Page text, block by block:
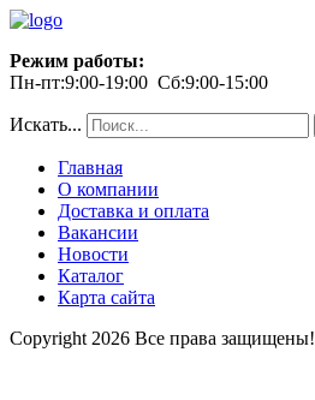
Режим работы:
Пн-пт:9:00-19:00 Сб:9:00-15:00
Искать...
Главная
О компании
Доставка и оплата
Вакансии
Новости
Каталог
Карта сайта
Copyright 2026 Все права защищены!